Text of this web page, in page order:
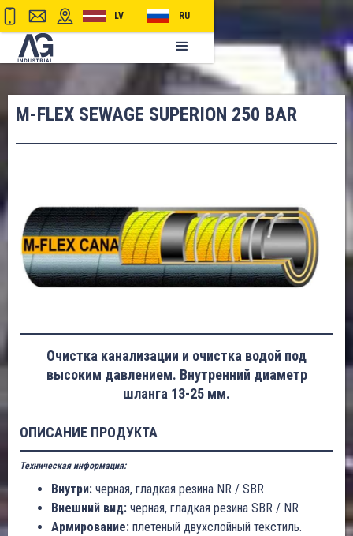
LV RU
M-FLEX SEWAGE SUPERION 250 BAR
Очистка канализации и очистка водой под
высоким давлением. Внутренний диаметр
шланга 13-25 мм.
ОПИСАНИЕ ПРОДУКТА
Техническая информация:
Внутри: черная, гладкая резина NR / SBR
Внешний вид: черная, гладкая резина SBR / NR
Армирование: плетеный двухслойный текстиль.